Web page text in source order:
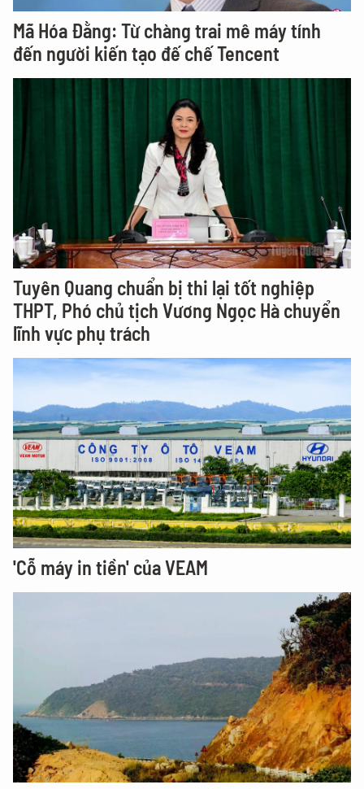
Mã Hóa Đằng: Từ chàng trai mê máy tính
đến người kiến tạo đế chế Tencent
Tuyên Quang chuẩn bị thi lại tốt nghiệp
THPT, Phó chủ tịch Vương Ngọc Hà chuyển
lĩnh vực phụ trách
'Cỗ máy in tiền' của VEAM